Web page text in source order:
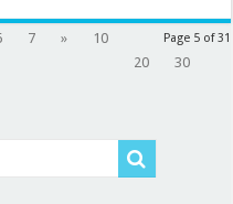
!
Page 5 of 31
7 »
10
20
30